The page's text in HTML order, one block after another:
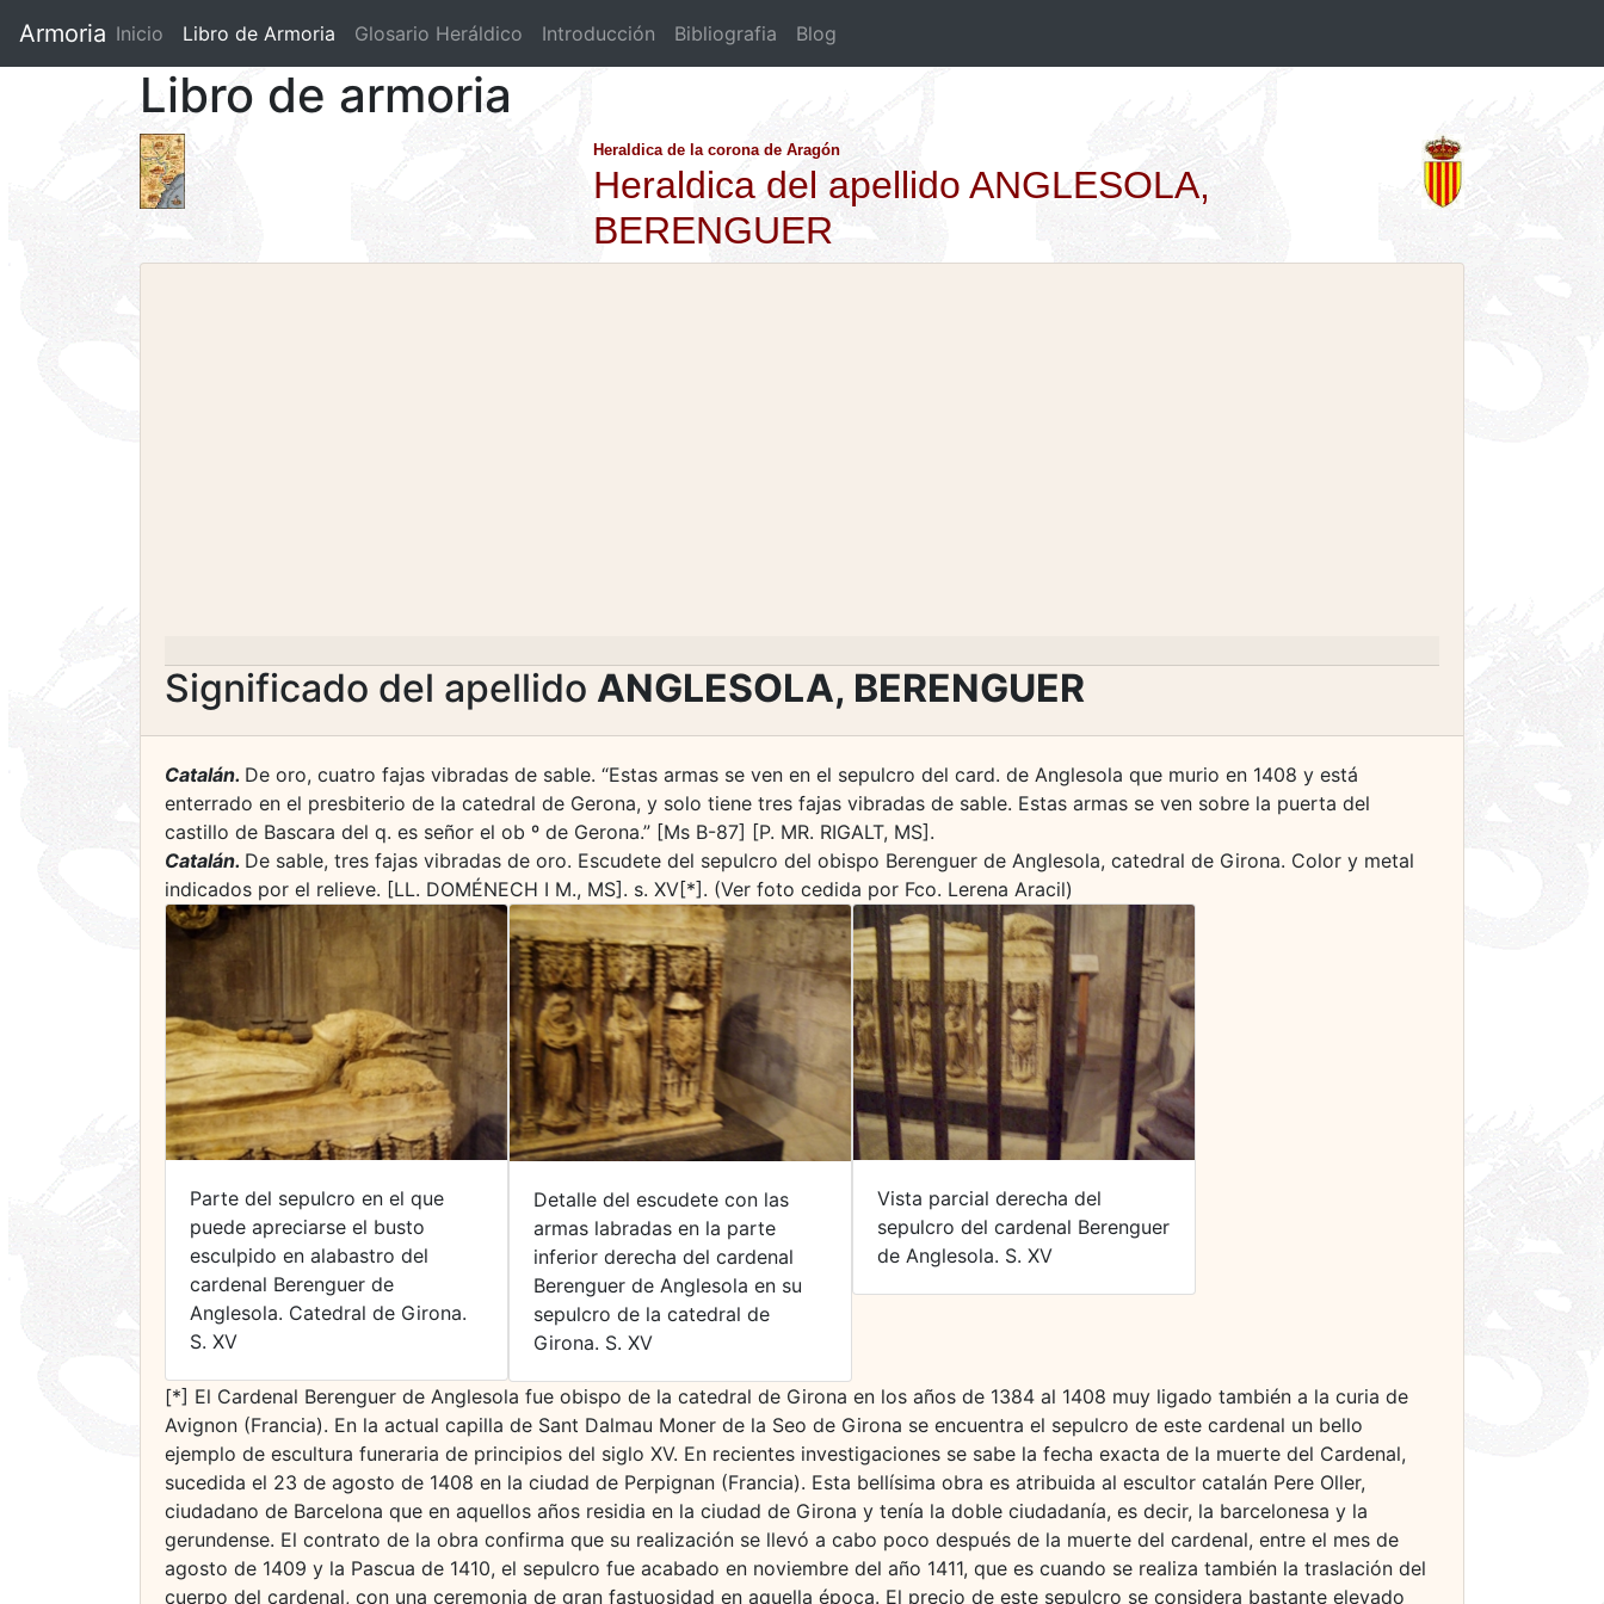
Armoria Inicio Libro de Armoria (current)
Glosario Heráldico Introducción Bibliografia Blog
Libro de armoria
Heraldica de la corona de Aragón
Heraldica del apellido ANGLESOLA,
BERENGUER
Significado del apellido ANGLESOLA, BERENGUER
Catalán. De oro, cuatro fajas vibradas de sable. “Estas armas se ven en el sepulcro del card. de Anglesola que murio en 1408 y está
enterrado en el presbiterio de la catedral de Gerona, y solo tiene tres fajas vibradas de sable. Estas armas se ven sobre la puerta del
castillo de Bascara del q. es señor el ob º de Gerona.” [Ms B-87] [P. MR. RIGALT, MS].
Catalán. De sable, tres fajas vibradas de oro. Escudete del sepulcro del obispo Berenguer de Anglesola, catedral de Girona. Color y metal
indicados por el relieve. [LL. DOMÉNECH I M., MS]. s. XV[*]. (Ver foto cedida por Fco. Lerena Aracil)
Parte del sepulcro en el que
puede apreciarse el busto
esculpido en alabastro del
cardenal Berenguer de
Anglesola. Catedral de Girona.
S. XV
Detalle del escudete con las
armas labradas en la parte
inferior derecha del cardenal
Berenguer de Anglesola en su
sepulcro de la catedral de
Girona. S. XV
Vista parcial derecha del
sepulcro del cardenal Berenguer
de Anglesola. S. XV
[*] El Cardenal Berenguer de Anglesola fue obispo de la catedral de Girona en los años de 1384 al 1408 muy ligado también a la curia de
Avignon (Francia). En la actual capilla de Sant Dalmau Moner de la Seo de Girona se encuentra el sepulcro de este cardenal un bello
ejemplo de escultura funeraria de principios del siglo XV. En recientes investigaciones se sabe la fecha exacta de la muerte del Cardenal,
sucedida el 23 de agosto de 1408 en la ciudad de Perpignan (Francia). Esta bellísima obra es atribuida al escultor catalán Pere Oller,
ciudadano de Barcelona que en aquellos años residia en la ciudad de Girona y tenía la doble ciudadanía, es decir, la barcelonesa y la
gerundense. El contrato de la obra confirma que su realización se llevó a cabo poco después de la muerte del cardenal, entre el mes de
agosto de 1409 y la Pascua de 1410, el sepulcro fue acabado en noviembre del año 1411, que es cuando se realiza también la traslación del
cuerpo del cardenal, con una ceremonia de gran fastuosidad en aquella época. El precio de este sepulcro se considera bastante elevado